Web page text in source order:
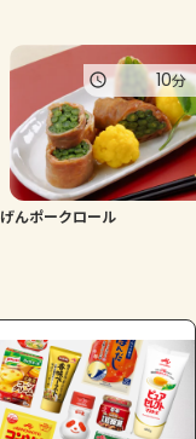
んポークロール
10分